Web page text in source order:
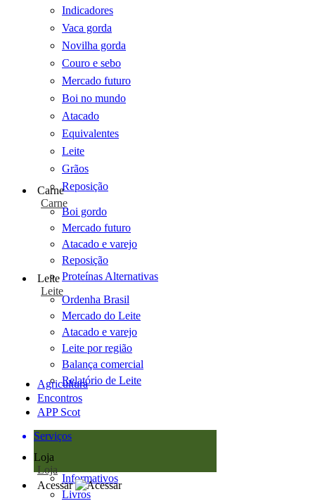
Indicadores
Vaca gorda
Novilha gorda
Couro e sebo
Mercado futuro
Boi no mundo
Atacado
Equivalentes
Leite
Grãos
Reposição
Carne
Carne
Boi gordo
Mercado futuro
Atacado e varejo
Reposição
Proteínas Alternativas
Leite
Leite
Ordenha Brasil
Mercado do Leite
Atacado e varejo
Leite por região
Balança comercial
Relatório de Leite
Agricultura
Encontros
APP Scot
Serviços
Loja
Loja
Informativos
Livros
Acessar